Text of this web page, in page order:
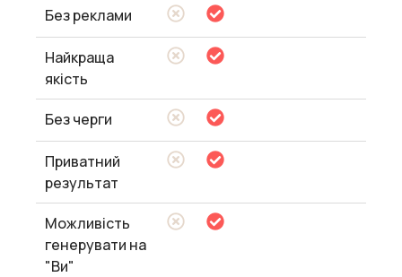
Без реклами
Найкраща
якість
Без черги
Приватний
результат
Можливість
генерувати на
"Ви"